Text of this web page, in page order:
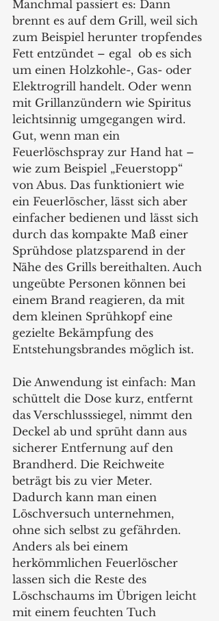
Manchmal passiert es: Dann
brennt es auf dem Grill, weil sich
zum Beispiel herunter tropfendes
Fett entzündet – egal  ob es sich
um einen Holzkohle-, Gas- oder
Elektrogrill handelt. Oder wenn
mit Grillanzündern wie Spiritus
leichtsinnig umgegangen wird.
Gut, wenn man ein
Feuerlöschspray zur Hand hat –
wie zum Beispiel „Feuerstopp“
von Abus. Das funktioniert wie
ein Feuerlöscher, lässt sich aber
einfacher bedienen und lässt sich
durch das kompakte Maß einer
Sprühdose platzsparend in der
Nähe des Grills bereithalten. Auch
ungeübte Personen können bei
einem Brand reagieren, da mit
dem kleinen Sprühkopf eine
gezielte Bekämpfung des
Entstehungsbrandes möglich ist.
Die Anwendung ist einfach: Man
schüttelt die Dose kurz, entfernt
das Verschlusssiegel, nimmt den
Deckel ab und sprüht dann aus
sicherer Entfernung auf den
Brandherd. Die Reichweite
beträgt bis zu vier Meter.
Dadurch kann man einen
Löschversuch unternehmen,
ohne sich selbst zu gefährden.
Anders als bei einem
herkömmlichen Feuerlöscher
lassen sich die Reste des
Löschschaums im Übrigen leicht
mit einem feuchten Tuch